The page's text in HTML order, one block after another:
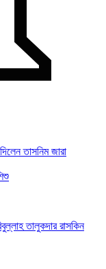
তাসনিম জারা
তালুকদার রাসকিন